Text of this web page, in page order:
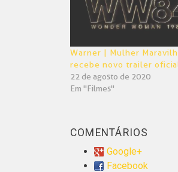
Warner | Mulher
recebe novo trailer
22 de agosto de 2020
Em "Filmes"
COMENTÁRIOS
Google+
Facebook